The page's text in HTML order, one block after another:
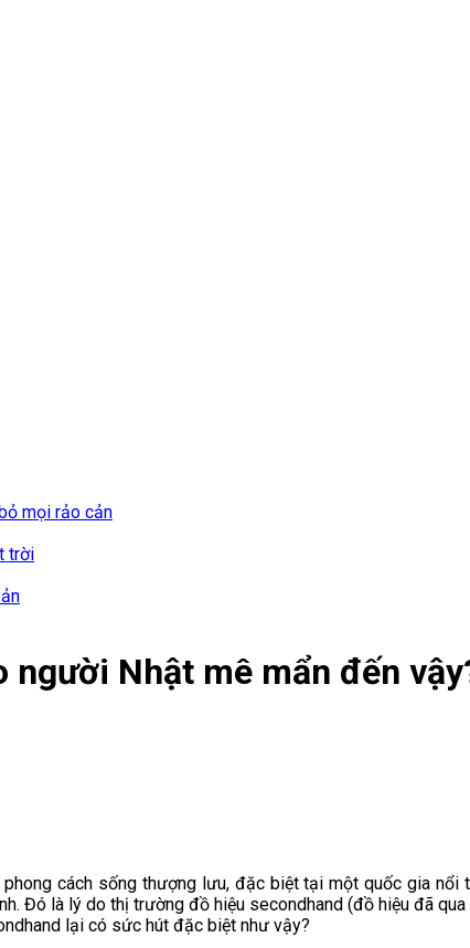
mọi rảo cản
trời
Nhật mê mẩn đến
cách sống thượng lưu, đặc biệt tại một quốc gia
Đó là lý do thị trường đồ hiệu secondhand (đồ hiệu đã
lại có sức hút đặc biệt như vậy?